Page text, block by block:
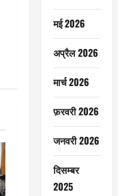
मई 2026
अप्रैल 2026
मार्च 2026
फ़रवरी 2026
जनवरी 2026
दिसम्बर
2025